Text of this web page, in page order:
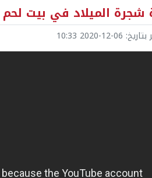
شجرة الميلاد في بيت لحم
2020-12-06 10:33